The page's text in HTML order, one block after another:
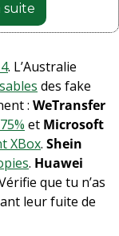
suite
. L’Australie
des fake
: WeTransfer
et Microsoft
XBox. Shein
. Huawei
que tu n’as
leur fuite de